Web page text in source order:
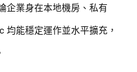
企業身在本地機房、私有
能穩定運作並水平擴充，